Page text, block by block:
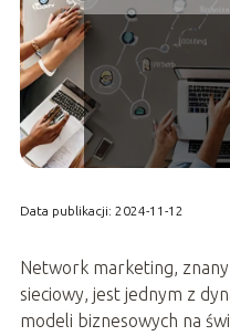
Data publikacji: 2024-11-12
Network marketing,
sieciowy, jest jednym z
modeli biznesowych na